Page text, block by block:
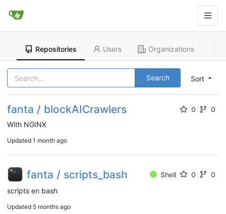
Repositories Users Organizations
Sort
Search
fanta / blockAICrawlers 0
0
With NGINX
Updated 1 month ago
fanta / scripts_bash Shell 0
0
scripts en bash
Updated 5 months ago